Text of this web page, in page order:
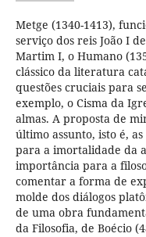
Metge (1340-1413),
serviço dos reis João I
Martim I, o Humano
clássico da literatura
questões cruciais para
exemplo, o Cisma da
almas. A proposta de
último assunto, isto é,
para a imortalidade da
importância para a
comentar a forma de
molde dos diálogos
de uma obra
da Filosofia, de Boécio